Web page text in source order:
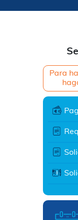
Para